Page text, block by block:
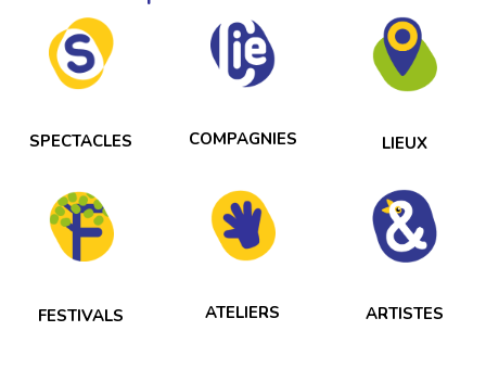
SPECTACLES COMPAGNIES LIEUX
FESTIVALS ATELIERS ARTISTES